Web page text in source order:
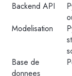
Backend API
Modelisation
Base de
donnees